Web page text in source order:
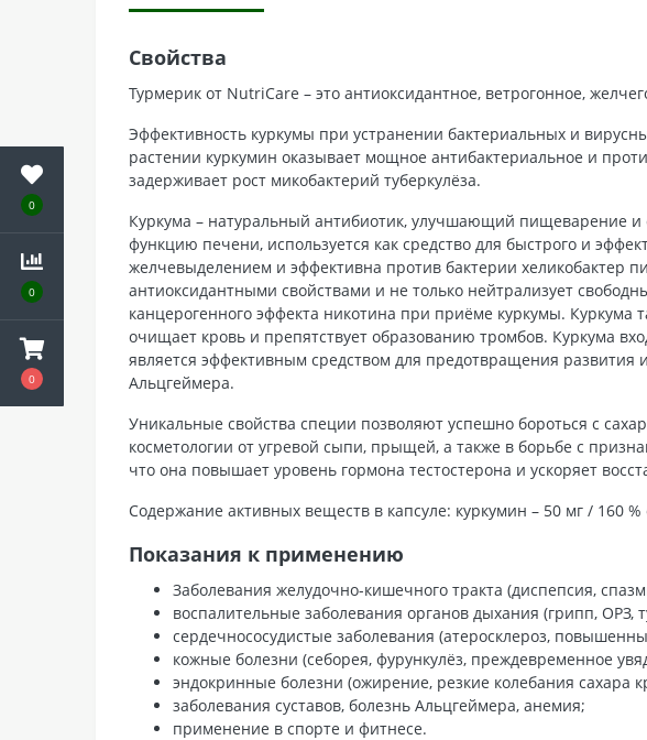
0
0
0
Свойства
Турмерик от NutriCare – это антиоксидантное, ветрогонное,
Эффективность куркумы при устранении бактериальных и
растении куркумин оказывает мощное антибактериальное и
задерживает рост микобактерий туберкулёза.
Куркума – натуральный антибиотик, улучшающий пищеварение
функцию печени, используется как средство для быстрого и
желчевыделением и эффективна против бактерии хеликобактер
антиоксидантными свойствами и не только нейтрализует
канцерогенного эффекта никотина при приёме куркумы. Куркума
очищает кровь и препятствует образованию тромбов. Куркума
является эффективным средством для предотвращения развития
Альцгеймера.
Уникальные свойства специи позволяют успешно бороться с
косметологии от угревой сыпи, прыщей, а также в борьбе с
что она повышает уровень гормона тестостерона и ускоряет
Содержание активных веществ в капсуле: куркумин – 50 мг / 160
Показания к применению
Заболевания желудочно-кишечного тракта (диспепсия,
воспалительные заболевания органов дыхания (грипп, ОРЗ,
сердечнососудистые заболевания (атеросклероз,
кожные болезни (себорея, фурункулёз, преждевременное
эндокринные болезни (ожирение, резкие колебания сахара
заболевания суставов, болезнь Альцгеймера, анемия;
применение в спорте и фитнесе.